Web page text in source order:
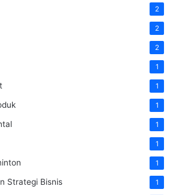
2
2
2
1
1
1
1
1
1
Strategi Bisnis 1